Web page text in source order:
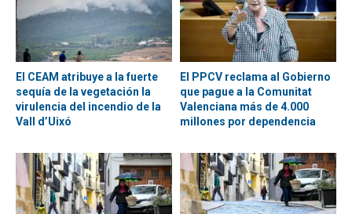
El CEAM atribuye a la fuerte
sequía de la vegetación la
virulencia del incendio de la
Vall d’Uixó
El PPCV reclama al Gobierno
que pague a la Comunitat
Valenciana más de 4.000
millones por dependencia